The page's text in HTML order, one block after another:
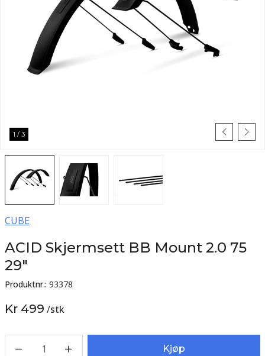
1 / 3
CUBE
ACID Skjermsett BB Mount 2.0 75
29"
Produktnr.: 93378
Kr 499 /stk
1 Kjøp